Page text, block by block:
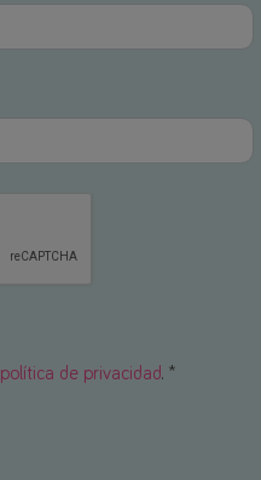
política de privacidad. *